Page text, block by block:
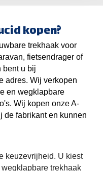
kopen?
trekhaak voor
fietsendrager of
bent u bij
adres. Wij verkopen
en wegklapbare
Wij kopen onze A-
de fabrikant en kunnen
keuzevrijheid. U kiest
trekhaak